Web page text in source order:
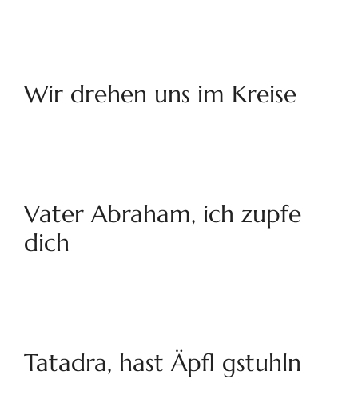
Wir drehen uns im Kreise
Vater Abraham, ich zupfe
dich
Tatadra, hast Äpfl gstuhln